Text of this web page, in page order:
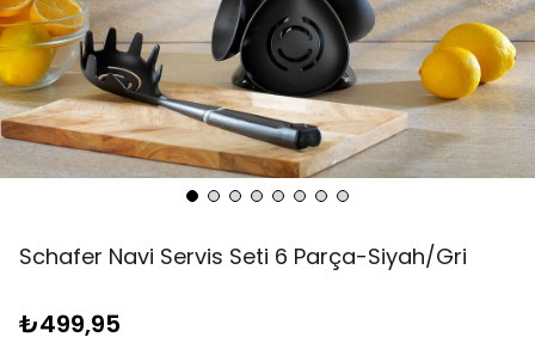
Schafer Navi Servis Seti 6 Parça-Siyah/Gri
₺499,95